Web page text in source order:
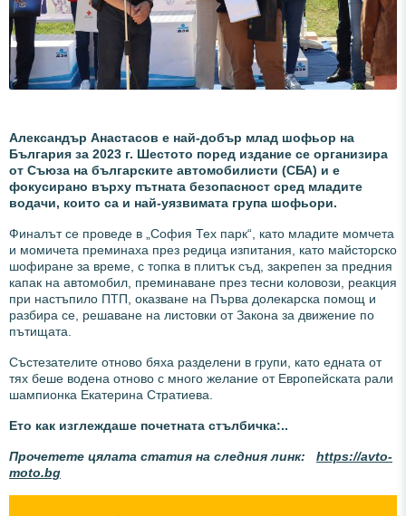
Александър Анастасов е най-добър млад шофьор на
България за 2023 г. Шестото поред издание се организира
от Съюза на българските автомобилисти (СБА) и е
фокусирано върху пътната безопасност сред младите
водачи, които са и най-уязвимата група шофьори.
Финалът се проведе в „София Тех парк“, като младите момчета
и момичета преминаха през редица изпитания, като майсторско
шофиране за време, с топка в плитък съд, закрепен за предния
капак на автомобил, преминаване през тесни коловози, реакция
при настъпило ПТП, оказване на Първа долекарска помощ и
разбира се, решаване на листовки от Закона за движение по
пътищата.
Състезателите отново бяха разделени в групи, като едната от
тях беше водена отново с много желание от Европейската рали
шампионка Екатерина Стратиева.
Ето как изглеждаше почетната стълбичка:..
Прочетете цялата статия на следния линк: https://avto-
moto.bg